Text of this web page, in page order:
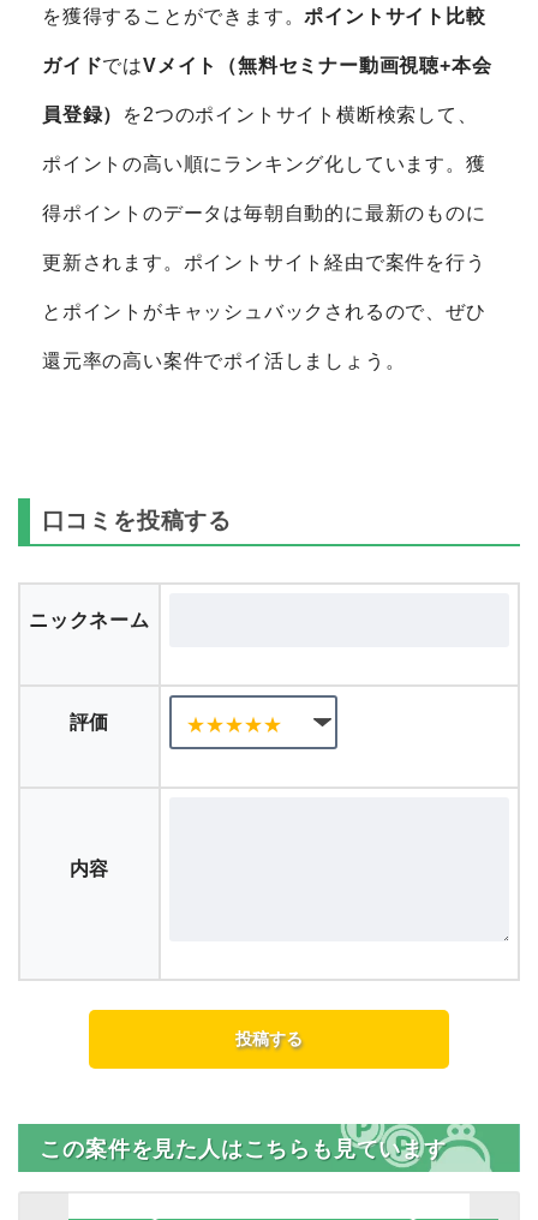
を獲得することができます。ポイントサイト比較
ガイドではVメイト（無料セミナー動画視聴+本会
員登録） を2つのポイントサイト横断検索して、
ポイントの高い順にランキング化しています。獲
得ポイントのデータは毎朝自動的に最新のものに
更新されます。ポイントサイト経由で案件を行う
とポイントがキャッシュバックされるので、ぜひ
還元率の高い案件でポイ活しましょう。
口コミを投稿する
ニックネーム
評価
内容
この案件を見た人はこちらも見ています